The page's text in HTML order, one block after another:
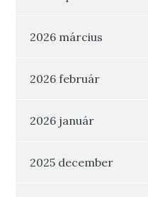
2026 március
2026 február
2026 január
2025 december